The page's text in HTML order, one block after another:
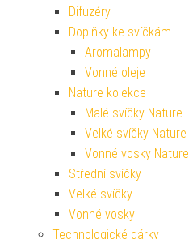
Difuzéry
Doplňky ke svíčkám
Aromalampy
Vonné oleje
Nature kolekce
Malé svíčky Nature
Velké svíčky Nature
Vonné vosky Nature
Střední svíčky
Velké svíčky
Vonné vosky
Technologické dárky